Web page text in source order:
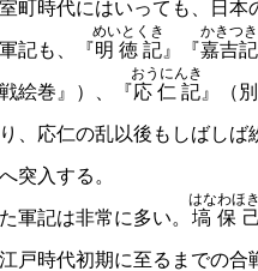
町時代にはいっても、日
記も、『明徳記
めいとくき
』『嘉吉記
かきつき
絵巻』）、『応仁記
おうにんき
』（
、応仁の乱以後もしばし
代へ突入する。
軍記は非常に多い。 塙保
はなわほ
戸時代初期に至るまでの